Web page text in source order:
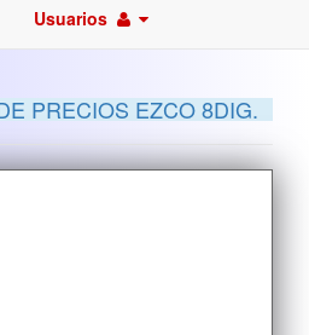
Usuarios
PRECIOS EZCO 8DIG.